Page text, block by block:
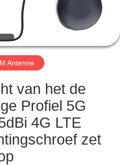
Antenne
van het de
Profiel 5G
4G LTE
zet